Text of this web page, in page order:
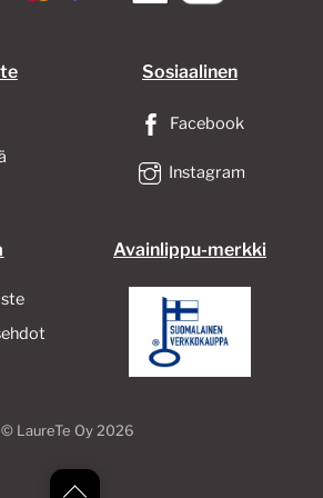
Sosiaalinen
Facebook
Instagram
Avainlippu-merkki
Back
© LaureTe Oy2026